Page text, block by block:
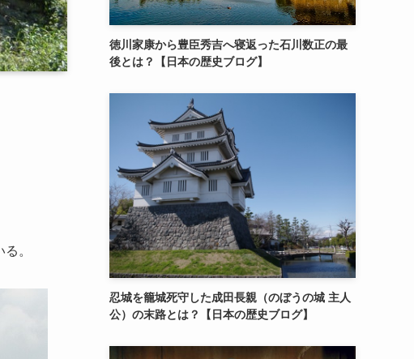
。
徳川家康から豊臣秀吉へ寝返った石川数正の最
後とは？【日本の歴史ブログ】
忍城を籠城死守した成田長親（のぼうの城 主人
公）の末路とは？【日本の歴史ブログ】